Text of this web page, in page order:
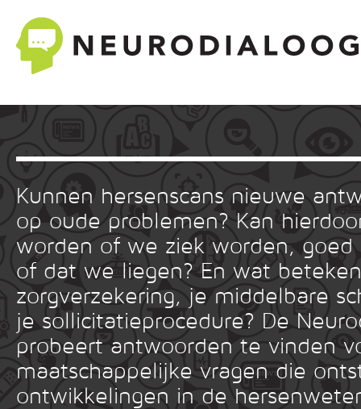
Kunnen hersenscans nieuwe
op oude problemen? Kan
worden of we ziek worden, goed
of dat we liegen? En wat
zorgverzekering, je middelbare
je sollicitatieprocedure? De
probeert antwoorden te vinden
maatschappelijke vragen die
ontwikkelingen in de